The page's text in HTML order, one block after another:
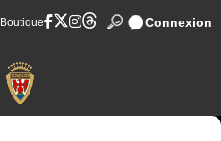
Boutique Connexion